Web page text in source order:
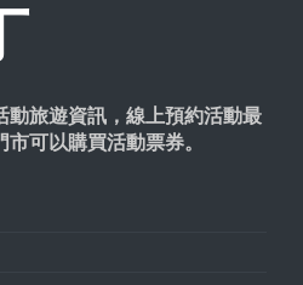
動旅遊資訊，線上預約活動最
可以購買活動票券。